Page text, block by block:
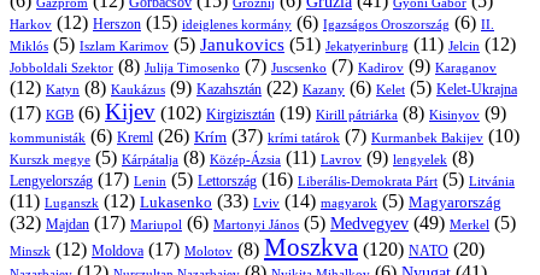
Gazprom Gorbacsov Groznij Gyóni Gábor
Harkov (12) Herszon (15) ideiglenes kormány (6) Igazságos Oroszország (6) II.
Miklós (5) Iszlam Karimov (5) Janukovics (51) Jekatyerinburg (11) Jelcin (12)
Jobboldali Szektor (8) Julija Timosenko (7) Juscsenko (7) Kadirov (9) Karaganov
(12) Katyn (8) Kaukázus (9) Kazahsztán (22) Kazany (6) Kelet (5) Kelet-Ukrajna
(17) KGB (6) Kijev (102) Kirgizisztán (19) Kirill pátriárka (8) Kisinyov (9)
kommunisták (6) Kreml (26) Krím (37) krími tatárok (7) Kurmanbek Bakijev (10)
Kurszk megye (5) Kárpátalja (8) Közép-Ázsia (11) Lavrov (9) lengyelek (8)
Lengyelország (17) Lenin (5) Lettország (16) Liberális-Demokrata Párt (5) Litvánia
(11) Luganszk (12) Lukasenko (33) Lviv (14) magyarok (5) Magyarország
(32) Majdan (17) Mariupol (6) Martonyi János (5) Medvegyev (49) Merkel (5)
Minszk (12) Moldova (17) Molotov (8) Moszkva (120) NATO (20)